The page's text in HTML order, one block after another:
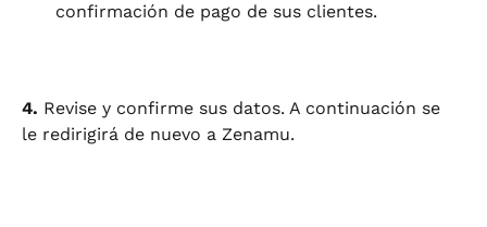
confirmación de pago de sus clientes.
4. Revise y confirme sus datos. A continuación se
le redirigirá de nuevo a Zenamu.